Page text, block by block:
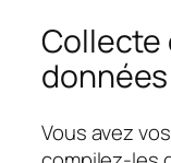
Collecte
données
Vous avez